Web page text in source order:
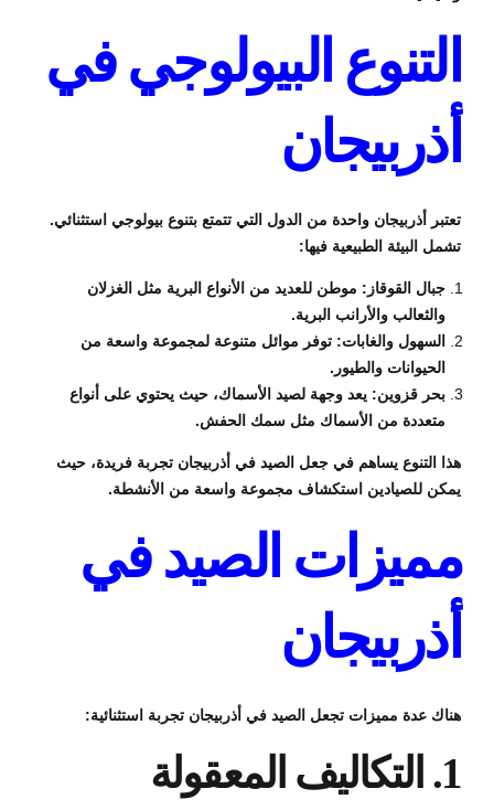
التنوع البيولوجي في
أذربيجان
تعتبر أذربيجان واحدة من الدول التي تتمتع بتنوع بيولوجي استثنائي.
تشمل البيئة الطبيعية فيها:
جبال القوقاز: موطن للعديد من الأنواع البرية مثل الغزلان
والثعالب والأرانب البرية.
السهول والغابات: توفر موائل متنوعة لمجموعة واسعة من
الحيوانات والطيور.
بحر قزوين: يعد وجهة لصيد الأسماك، حيث يحتوي على أنواع
متعددة من الأسماك مثل سمك الحفش.
هذا التنوع يساهم في جعل الصيد في أذربيجان تجربة فريدة، حيث
يمكن للصيادين استكشاف مجموعة واسعة من الأنشطة.
مميزات الصيد في
أذربيجان
هناك عدة مميزات تجعل الصيد في أذربيجان تجربة استثنائية:
1. التكاليف المعقولة